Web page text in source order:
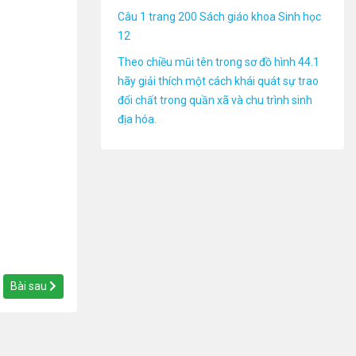
Bài sau
Câu 1 trang 200 Sách giáo khoa Sinh học
12
Theo chiều mũi tên trong sơ đồ hình 44.1
hãy giải thích một cách khái quát sự trao
đổi chất trong quần xã và chu trình sinh
địa hóa.